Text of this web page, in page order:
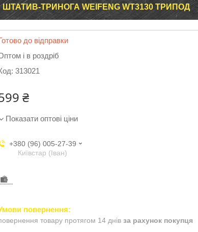
ШТАТИВ-ТРИНОГА WEIFENG WT3130 ТРИПОД
до відправки
і в роздріб
313021
₴
Показати оптові ціни
+380 (96) 005-27-39
Київстар (Іван)
товару протягом 14 днів за рахунок покупця